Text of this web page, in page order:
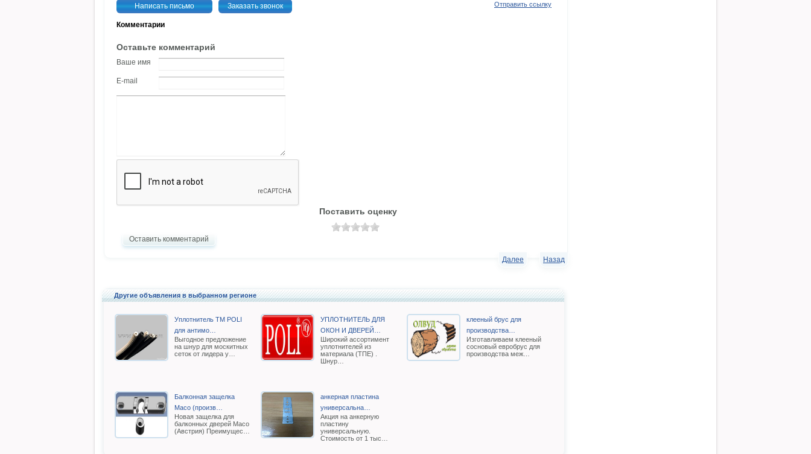
Написать письмо Заказать звонок Отправить ссылку
Комментарии
Оставьте комментарий
Ваше имя
E-mail
Поставить оценку
Оставить комментарий
Назад
Далее
Другие объявления в выбранном регионе
Уплотнитель TM POLI
для антимо…
Выгодное предложение
на шнур для москитных
сеток от лидера у…
УПЛОТНИТЕЛЬ ДЛЯ
ОКОН И ДВЕРЕЙ…
Широкий ассортимент
уплотнителей из
материала (ТПЕ) .
Шнур…
клееный брус для
производства…
Изготавливаем клееный
сосновый евробрус для
производства меж…
Балконная защелка
Масо (произв…
Новая защелка для
балконных дверей Масо
(Австрия) Преимущес…
анкерная пластина
универсальна…
Акция на анкерную
пластину
универсальную.
Стоимость от 1 тыс…